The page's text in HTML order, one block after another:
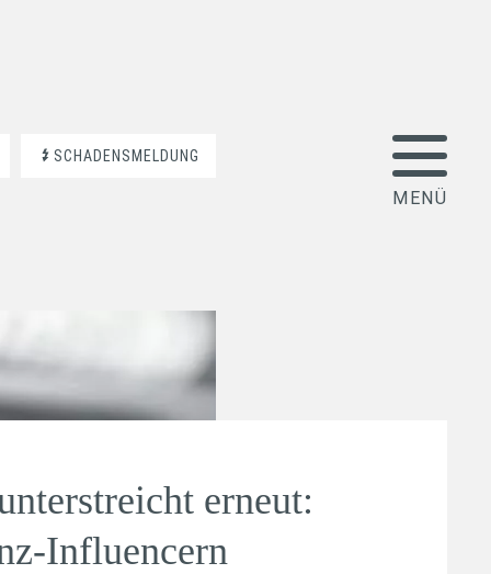
SCHADENSMELDUNG
erneut:
Influencern